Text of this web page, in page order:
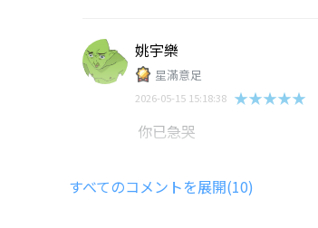
姚宇樂
星滿意足
2026-05-15 15:18:38 ★★★★★
你已急哭
陳冠丞
すべてのコメントを展開(10)